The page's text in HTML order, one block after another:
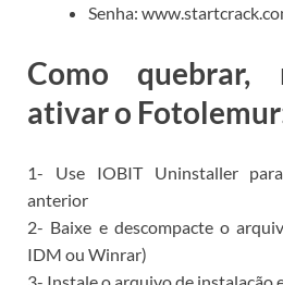
Senha:
Como quebrar,
ativar o
1- Use IOBIT Uninstaller
anterior
2- Baixe e descompacte o
IDM ou Winrar)